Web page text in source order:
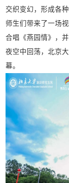
交织变幻，形成各
师生们带来了一场
合唱《燕园情》，
夜空中回荡，北京
幕。